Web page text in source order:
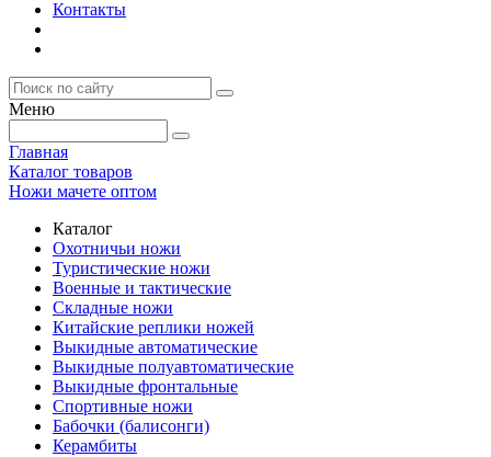
Контакты
Меню
Главная
Каталог товаров
Ножи мачете оптом
Каталог
Охотничьи ножи
Туристические ножи
Военные и тактические
Складные ножи
Китайские реплики ножей
Выкидные автоматические
Выкидные полуавтоматические
Выкидные фронтальные
Спортивные ножи
Бабочки (балисонги)
Керамбиты